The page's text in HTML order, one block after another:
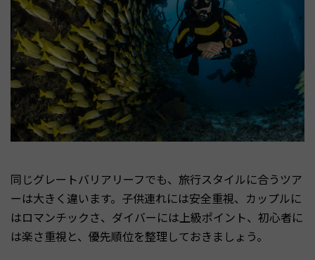
同じグレートバリアリーフでも、旅行スタイルに合うツア
ーは大きく違います。子供連れには安全重視、カップルに
はロマンチックさ、ダイバーには上級ポイント、初心者に
は楽さ重視と、優先順位を整理しておきましょう。